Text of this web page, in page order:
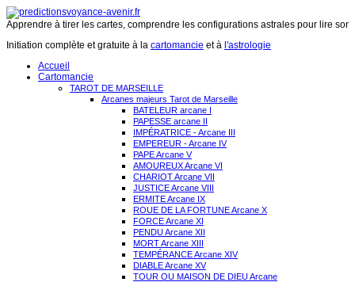
Apprendre à tirer les cartes, comprendre les configurations astrales pour lire
Initiation complète et gratuite à la cartomancie et à l'astrologie
Accueil
Cartomancie
TAROT DE MARSEILLE
Arcanes majeurs Tarot de Marseille
BATELEUR arcane I
PAPESSE arcane II
IMPÉRATRICE - Arcane III
EMPEREUR - Arcane IV
PAPE Arcane V
AMOUREUX Arcane VI
CHARIOT Arcane VII
JUSTICE Arcane VIII
ERMITE Arcane IX
ROUE DE LA FORTUNE Arcane X
FORCE Arcane XI
PENDU Arcane XII
MORT Arcane XIII
TEMPÉRANCE Arcane XIV
DIABLE Arcane XV
TOUR OU MAISON DE DIEU Arcane